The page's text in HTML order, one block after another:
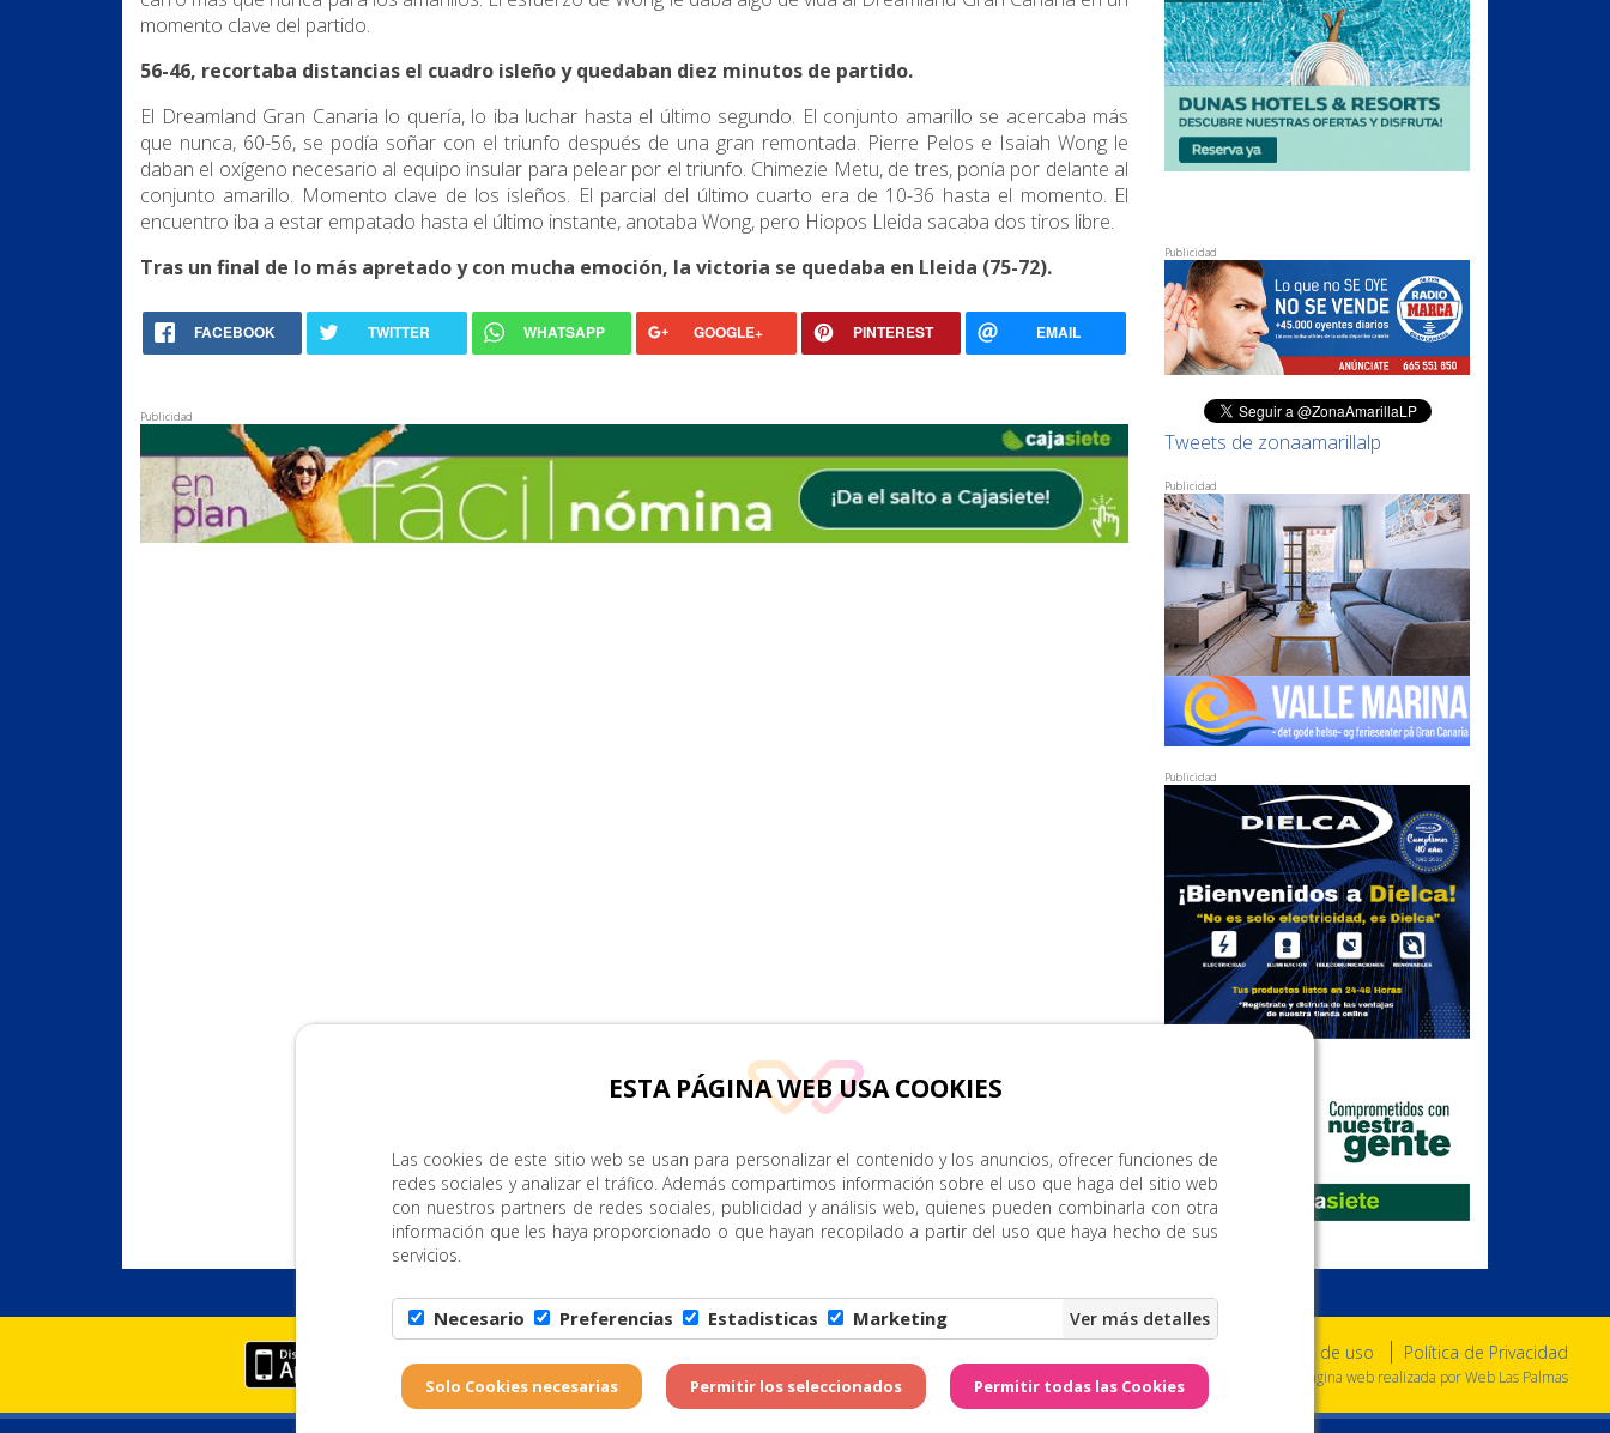
momento clave del partido.
56-46, recortaba distancias el cuadro isleño y quedaban diez minutos de partido.
El Dreamland Gran Canaria lo quería, lo iba luchar hasta el último segundo. El conjunto amarillo se acercaba más
que nunca, 60-56, se podía soñar con el triunfo después de una gran remontada. Pierre Pelos e Isaiah Wong le
daban el oxígeno necesario al equipo insular para pelear por el triunfo. Chimezie Metu, de tres, ponía por delante al
conjunto amarillo. Momento clave de los isleños. El parcial del último cuarto era de 10-36 hasta el momento. El
encuentro iba a estar empatado hasta el último instante, anotaba Wong, pero Hiopos Lleida sacaba dos tiros libre.
Tras un final de lo más apretado y con mucha emoción, la victoria se quedaba en Lleida (75-72).
FACEBOOK TWITTER WHATSAPP GOOGLE+ PINTEREST EMAIL
Publicidad
Publicidad
Tweets de zonaamarillalp
Publicidad
Publicidad
Condiciones de uso Política de Privacidad
Copyright © Zona Amarilla. Todos los derechos reservados. - Página web realizada porWeb Las Palmas
ESTA PÁGINA WEB USA COOKIES
Las cookies de este sitio web se usan para personalizar el contenido y los anuncios, ofrecer funciones de
redes sociales y analizar el tráfico. Además compartimos información sobre el uso que haga del sitio web
con nuestros partners de redes sociales, publicidad y análisis web, quienes pueden combinarla con otra
información que les haya proporcionado o que hayan recopilado a partir del uso que haya hecho de sus
servicios.
Necesario Preferencias Estadisticas Marketing